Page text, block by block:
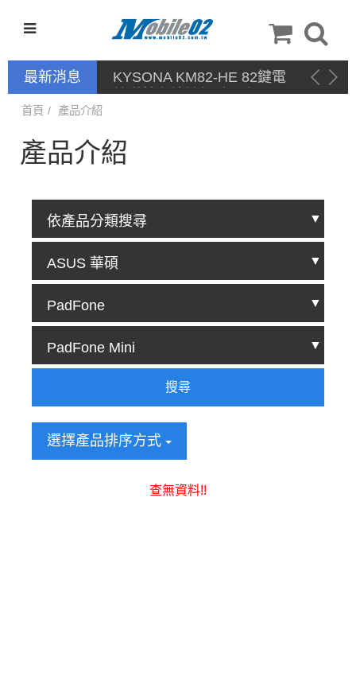
最新消息
KYSONA KM82-HE 82鍵電
競磁軸有線鍵盤 產品網頁驅
首頁 產品介紹
產品介紹
搜尋
選擇產品排序方式
查無資料!!